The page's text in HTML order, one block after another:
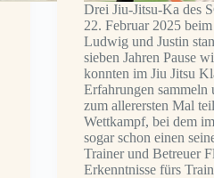
Drei Jiu-Jitsu-Ka des
22. Februar 2025
Ludwig und Justin
sieben Jahren Pause
konnten im Jiu Jitsu
Erfahrungen sammeln
zum allerersten Mal
Wettkampf, bei dem
sogar schon einen
Trainer und Betreuer
Erkenntnisse fürs